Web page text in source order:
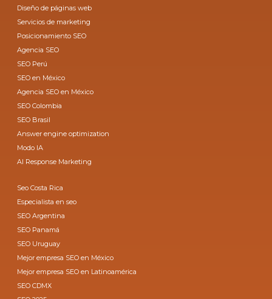
Diseño de páginas web
Servicios de marketing
Posicionamiento SEO
Agencia SEO
SEO Perú
SEO en México
Agencia SEO en México
SEO Colombia
SEO Brasil
Answer engine optimization
Modo IA
AI Response Marketing
Seo Costa Rica
Especialista en seo
SEO Argentina
SEO Panamá
SEO Uruguay
Mejor empresa SEO en México
Mejor empresa SEO en Latinoamérica
SEO CDMX